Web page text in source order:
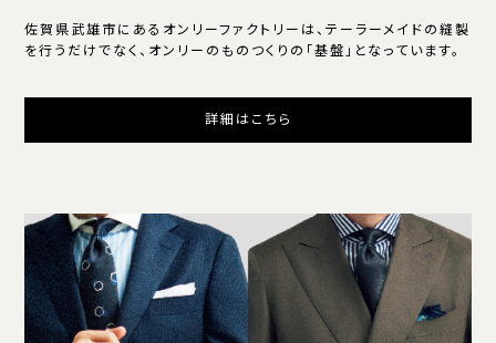
佐賀県武雄市にあるオンリーファクトリーは、テーラーメイドの縫製
を行うだけでなく、オンリーのものつくりの「基盤」となっています。
詳細はこちら